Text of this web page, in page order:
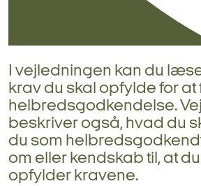
I vejledningen kan du
krav du skal opfylde for at
helbredsgodkendelse.
beskriver også, hvad du
du som
om eller kendskab til, at
opfylder kravene.